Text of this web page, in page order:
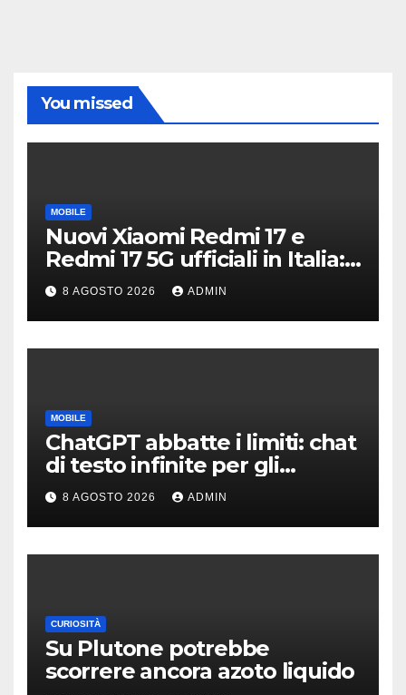
You missed
MOBILE
Nuovi Xiaomi Redmi 17 e
Redmi 17 5G ufficiali in Italia:
specifiche tecniche,
differenze e prezzi
8 AGOSTO 2026 ADMIN
MOBILE
ChatGPT abbatte i limiti: chat
di testo infinite per gli
account gratis e intelligenza
potenziata
8 AGOSTO 2026 ADMIN
CURIOSITÀ
Su Plutone potrebbe
scorrere ancora azoto liquido